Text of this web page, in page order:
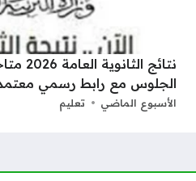
نتائج
الجلوس مع رابط رسمي
الأسبوع الماضي تعليم